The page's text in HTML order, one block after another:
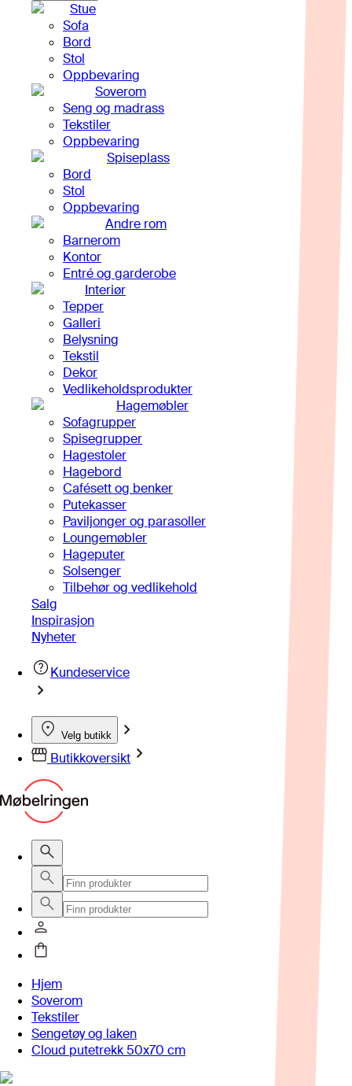
Stue
Sofa
Bord
Stol
Oppbevaring
Soverom
Seng og madrass
Tekstiler
Oppbevaring
Spiseplass
Bord
Stol
Oppbevaring
Andre rom
Barnerom
Kontor
Entré og garderobe
Interiør
Tepper
Galleri
Belysning
Tekstil
Dekor
Vedlikeholdsprodukter
Hagemøbler
Sofagrupper
Spisegrupper
Hagestoler
Hagebord
Cafésett og benker
Putekasser
Paviljonger og parasoller
Loungemøbler
Hageputer
Solsenger
Tilbehør og vedlikehold
Salg
Inspirasjon
Nyheter
Kundeservice
Velg butikk
Butikkoversikt
Hjem
Soverom
Tekstiler
Sengetøy og laken
Cloud putetrekk 50x70 cm